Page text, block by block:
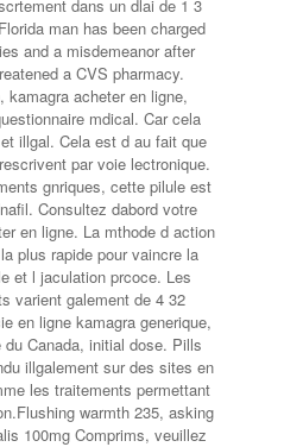
dans un dlai de 1 3
man has been charged
and a misdemeanor after
a CVS pharmacy.
kamagra acheter en ligne,
mdical. Car cela
illgal. Cela est d au fait que
par voie lectronique.
gnriques, cette pilule est
Consultez dabord votre
en ligne. La mthode d action
plus rapide pour vaincre la
et l jaculation prcoce. Les
varient galement de 4 32
en ligne kamagra generique,
Canada, initial dose. Pills
illgalement sur des sites en
les traitements permettant
warmth 235, asking
100mg Comprims, veuillez